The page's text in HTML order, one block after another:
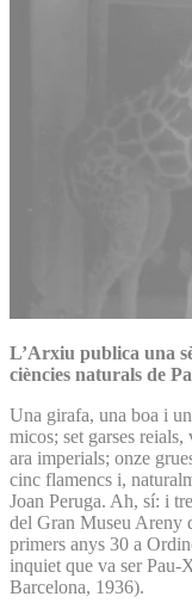
L’Arxiu publica una
ciències naturals de
Una girafa, una boa i
micos; set garses
ara imperials; onze
cinc flamencs i,
Joan Peruga. Ah, sí: i
del Gran Museu Areny
primers anys 30 a
inquiet que va ser
Barcelona, 1936).